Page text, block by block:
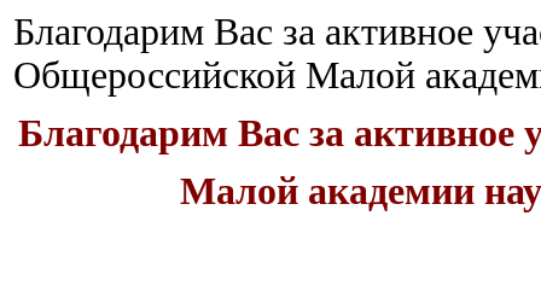
Благодарим Вас за активное
Общероссийской Малой
Благодарим Вас за активное
Малой академии